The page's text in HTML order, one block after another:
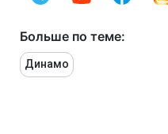
Больше по теме:
Динамо